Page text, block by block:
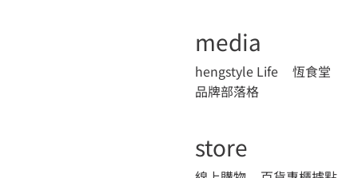
media
hengstyle Life
恆食堂
品牌部落格
store